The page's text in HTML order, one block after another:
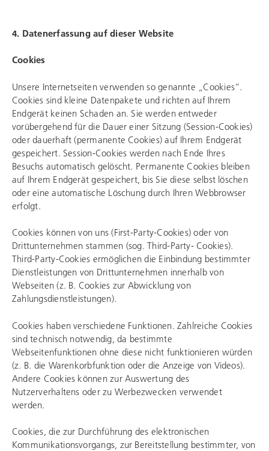
4. Datenerfassung auf dieser Website
Cookies
Unsere Internetseiten verwenden so genannte „Cookies“.
Cookies sind kleine Datenpakete und richten auf Ihrem
Endgerät keinen Schaden an. Sie werden entweder
vorübergehend für die Dauer einer Sitzung (Session-Cookies)
oder dauerhaft (permanente Cookies) auf Ihrem Endgerät
gespeichert. Session-Cookies werden nach Ende Ihres
Besuchs automatisch gelöscht. Permanente Cookies bleiben
auf Ihrem Endgerät gespeichert, bis Sie diese selbst löschen
oder eine automatische Löschung durch Ihren Webbrowser
erfolgt.
Cookies können von uns (First-Party-Cookies) oder von
Drittunternehmen stammen (sog. Third-Party- Cookies).
Third-Party-Cookies ermöglichen die Einbindung bestimmter
Dienstleistungen von Drittunternehmen innerhalb von
Webseiten (z. B. Cookies zur Abwicklung von
Zahlungsdienstleistungen).
Cookies haben verschiedene Funktionen. Zahlreiche Cookies
sind technisch notwendig, da bestimmte
Webseitenfunktionen ohne diese nicht funktionieren würden
(z. B. die Warenkorbfunktion oder die Anzeige von Videos).
Andere Cookies können zur Auswertung des
Nutzerverhaltens oder zu Werbezwecken verwendet
werden.
Cookies, die zur Durchführung des elektronischen
Kommunikationsvorgangs, zur Bereitstellung bestimmter, von